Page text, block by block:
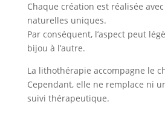
Chaque création est réalisée
naturelles uniques.
Par conséquent, l’aspect peut
bijou à l’autre.
La lithothérapie accompagne le
Cependant, elle ne remplace ni
suivi thérapeutique.